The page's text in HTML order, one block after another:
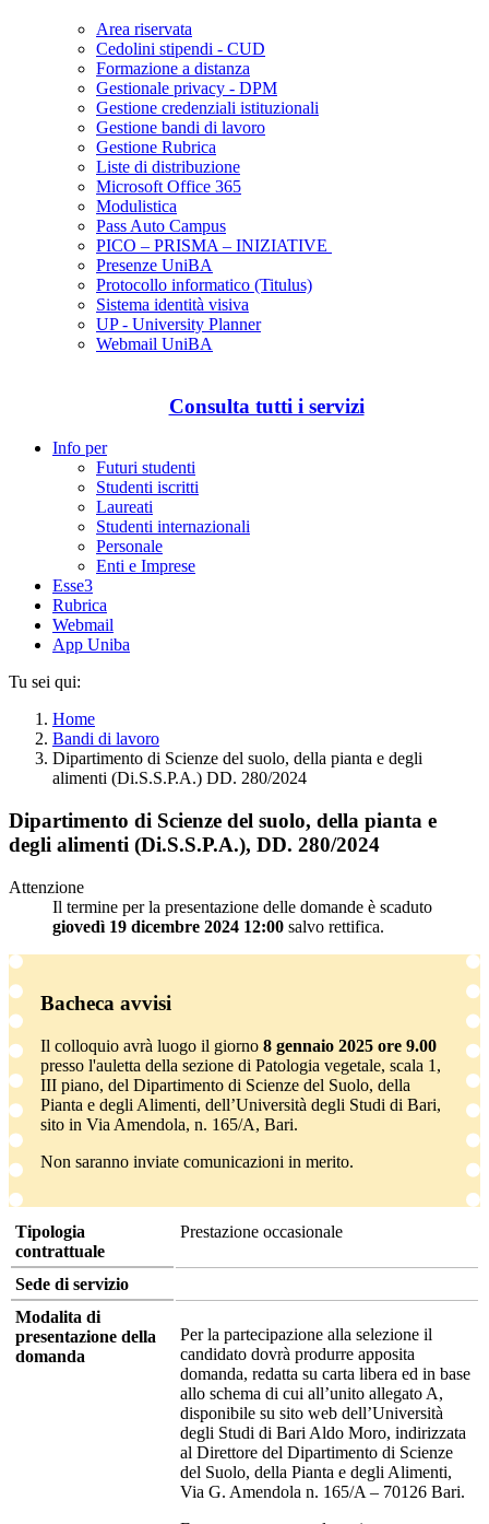
Area riservata
Cedolini stipendi - CUD
Formazione a distanza
Gestionale privacy - DPM
Gestione credenziali istituzionali
Gestione bandi di lavoro
Gestione Rubrica
Liste di distribuzione
Microsoft Office 365
Modulistica
Pass Auto Campus
PICO – PRISMA – INIZIATIVE
Presenze UniBA
Protocollo informatico (Titulus)
Sistema identità visiva
UP - University Planner
Webmail UniBA
Consulta tutti i servizi
Info per
Futuri studenti
Studenti iscritti
Laureati
Studenti internazionali
Personale
Enti e Imprese
Esse3
Rubrica
Webmail
App Uniba
Tu sei qui:
Home
Bandi di lavoro
Dipartimento di Scienze del suolo, della pianta e degli
alimenti (Di.S.S.P.A.) DD. 280/2024
Dipartimento di Scienze del suolo, della pianta e
degli alimenti (Di.S.S.P.A.), DD. 280/2024
Attenzione
Il termine per la presentazione delle domande è scaduto
giovedì 19 dicembre 2024 12:00 salvo rettifica.
Bacheca avvisi
Il colloquio avrà luogo il giorno8 gennaio 2025 ore 9.00
presso l'auletta della sezione di Patologia vegetale, scala 1,
III piano, del Dipartimento di Scienze del Suolo, della
Pianta e degli Alimenti, dell’Università degli Studi di Bari,
sito in Via Amendola, n. 165/A, Bari.
Non saranno inviate comunicazioni in merito.
Tipologia
contrattuale
Prestazione occasionale
Sede di servizio
Modalita di
presentazione della
domanda
Per la partecipazione alla selezione il
candidato dovrà produrre apposita
domanda, redatta su carta libera ed in base
allo schema di cui all’unito allegato A,
disponibile su sito web dell’Università
degli Studi di Bari Aldo Moro, indirizzata
al Direttore del Dipartimento di Scienze
del Suolo, della Pianta e degli Alimenti,
Via G. Amendola n. 165/A – 70126 Bari.